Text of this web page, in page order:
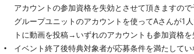
アカウントの参加資格を失効とさせて頂きますの
グループユニットのアカウントを使ってAさんが1
トに動画を投稿→いずれのアカウントも参加資格
イベント終了後特典対象者が応募条件を満たして